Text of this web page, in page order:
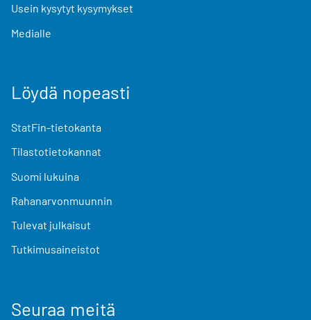
Usein kysytyt kysymykset
Medialle
Löydä nopeasti
StatFin-tietokanta
Tilastotietokannat
Suomi lukuina
Rahanarvonmuunnin
Tulevat julkaisut
Tutkimusaineistot
Seuraa meitä